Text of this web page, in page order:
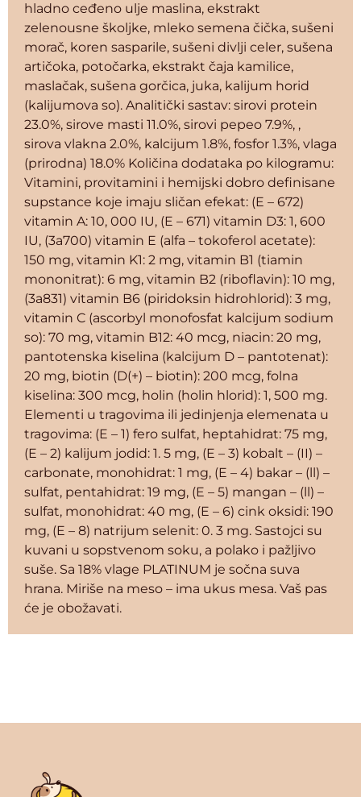
hladno ceđeno ulje maslina, ekstrakt
zelenousne školjke, mleko semena čička, sušeni
morač, koren sasparile, sušeni divlji celer, sušena
artičoka, potočarka, ekstrakt čaja kamilice,
maslačak, sušena gorčica, juka, kalijum horid
(kalijumova so). Analitički sastav: sirovi protein
23.0%, sirove masti 11.0%, sirovi pepeo 7.9%, ,
sirova vlakna 2.0%, kalcijum 1.8%, fosfor 1.3%, vlaga
(prirodna) 18.0% Količina dodataka po kilogramu:
Vitamini, provitamini i hemijski dobro definisane
supstance koje imaju sličan efekat: (E – 672)
vitamin A: 10, 000 IU, (E – 671) vitamin D3: 1, 600
IU, (3a700) vitamin E (alfa – tokoferol acetate):
150 mg, vitamin K1: 2 mg, vitamin B1 (tiamin
mononitrat): 6 mg, vitamin B2 (riboflavin): 10 mg,
(3a831) vitamin B6 (piridoksin hidrohlorid): 3 mg,
vitamin C (ascorbyl monofosfat kalcijum sodium
so): 70 mg, vitamin B12: 40 mcg, niacin: 20 mg,
pantotenska kiselina (kalcijum D – pantotenat):
20 mg, biotin (D(+) – biotin): 200 mcg, folna
kiselina: 300 mcg, holin (holin hlorid): 1, 500 mg.
Elementi u tragovima ili jedinjenja elemenata u
tragovima: (E – 1) fero sulfat, heptahidrat: 75 mg,
(E – 2) kalijum jodid: 1. 5 mg, (E – 3) kobalt – (II) –
carbonate, monohidrat: 1 mg, (E – 4) bakar – (ll) –
sulfat, pentahidrat: 19 mg, (E – 5) mangan – (ll) –
sulfat, monohidrat: 40 mg, (E – 6) cink oksidi: 190
mg, (E – 8) natrijum selenit: 0. 3 mg. Sastojci su
kuvani u sopstvenom soku, a polako i pažljivo
suše. Sa 18% vlage PLATINUM je sočna suva
hrana. Miriše na meso – ima ukus mesa. Vaš pas
će je obožavati.